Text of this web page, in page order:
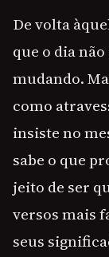
De volta
que o dia
mudando.
como
insiste no
sabe o que
jeito de ser
versos mais
seus